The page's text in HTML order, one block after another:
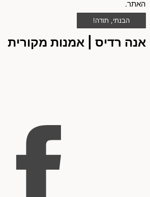
האתר.
הבנתי, תודה!
אנה רדיס | אמנות מקורית